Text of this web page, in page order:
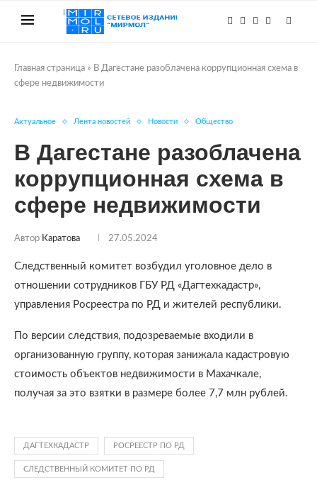
Главная страница » В Дагестане разоблачена коррупционная схема в
сфере недвижимости
Актуальное Лента новостей Новости Общество
В Дагестане разоблачена
коррупционная схема в
сфере недвижимости
Автор Каратова 27.05.2024
Следственный комитет возбудил уголовное дело в
отношении сотрудников ГБУ РД «Дагтехкадастр»,
управления Росреестра по РД и жителей республики.
По версии следствия, подозреваемые входили в
организованную группу, которая занижала кадастровую
стоимость объектов недвижимости в Махачкале,
получая за это взятки в размере более 7,7 млн рублей.
ДАГТЕХКАДАСТР РОСРЕЕСТР ПО РД
СЛЕДСТВЕННЫЙ КОМИТЕТ ПО РД